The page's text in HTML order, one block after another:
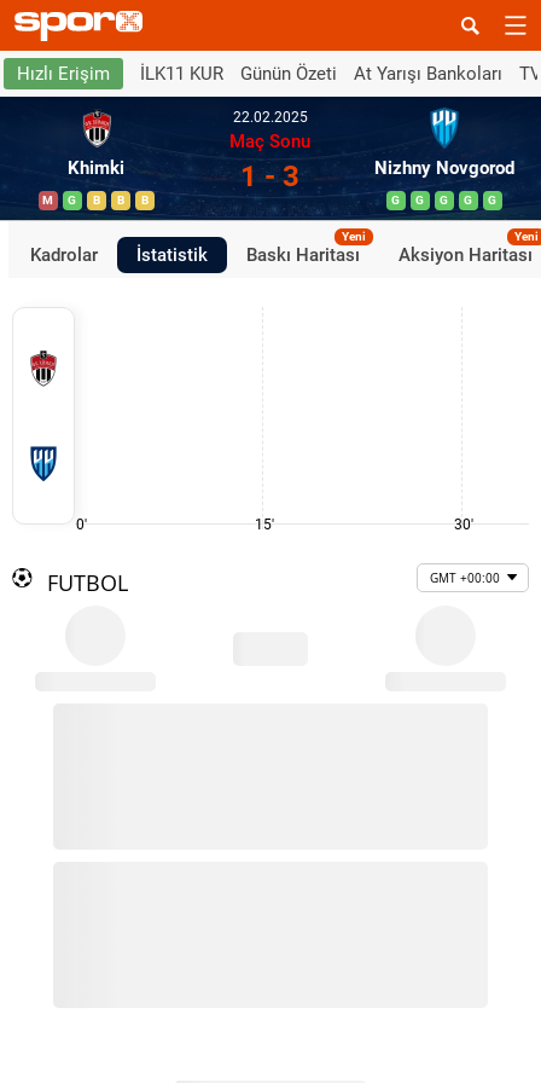
Hızlı Erişim İLK11 KUR Günün Özeti At Yarışı Bankoları
Khimki
M G B B B
22.02.2025
Maç Sonu
1 - 3 Nizhny Novgorod
G G G G G
Kadrolar İstatistik Baskı Haritası
Yeni
Aksiyon Haritası
Yeni
0' 15' 30'
FUTBOL GMT +00:00